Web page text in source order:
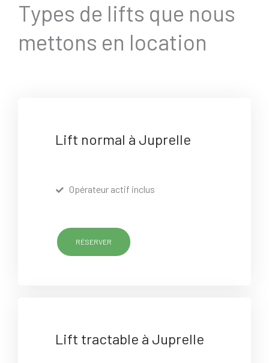
Types de lifts que nous
mettons en location
Lift normal à Juprelle
Opérateur actif inclus
RÉSERVER
Lift tractable à Juprelle